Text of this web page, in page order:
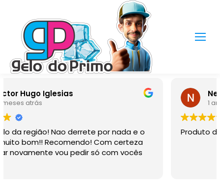
Newmar Lacorte
Produto de qualidade.